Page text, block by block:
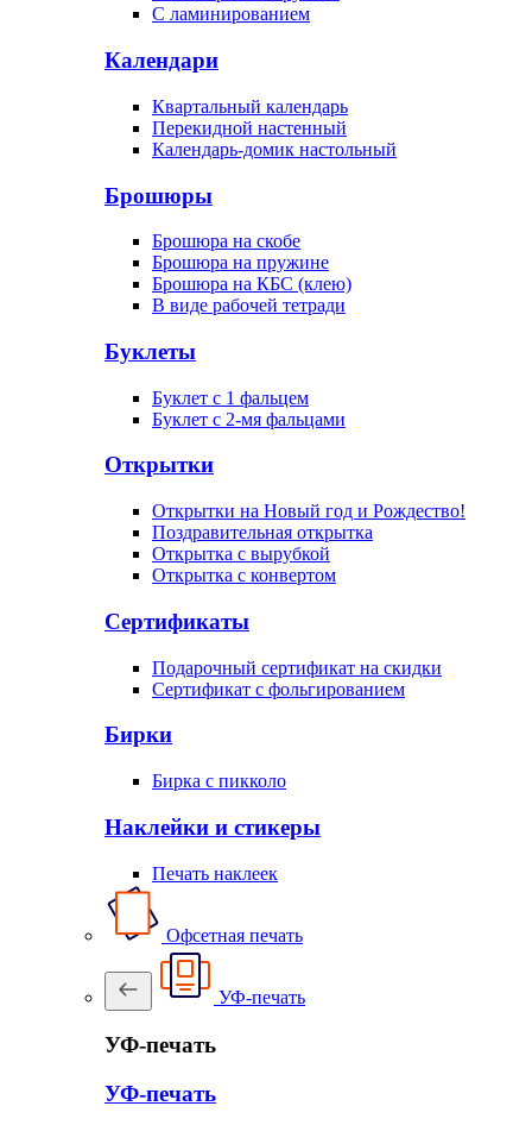
С ламинированием
Календари
Квартальный календарь
Перекидной настенный
Календарь-домик настольный
Брошюры
Брошюра на скобе
Брошюра на пружине
Брошюра на КБС (клею)
В виде рабочей тетради
Буклеты
Буклет с 1 фальцем
Буклет с 2-мя фальцами
Открытки
Открытки на Новый год и Рождество!
Поздравительная открытка
Открытка с вырубкой
Открытка с конвертом
Сертификаты
Подарочный сертификат на скидки
Сертификат с фольгированием
Бирки
Бирка с пикколо
Наклейки и стикеры
Печать наклеек
Офсетная печать
УФ-печать
УФ-печать
УФ-печать